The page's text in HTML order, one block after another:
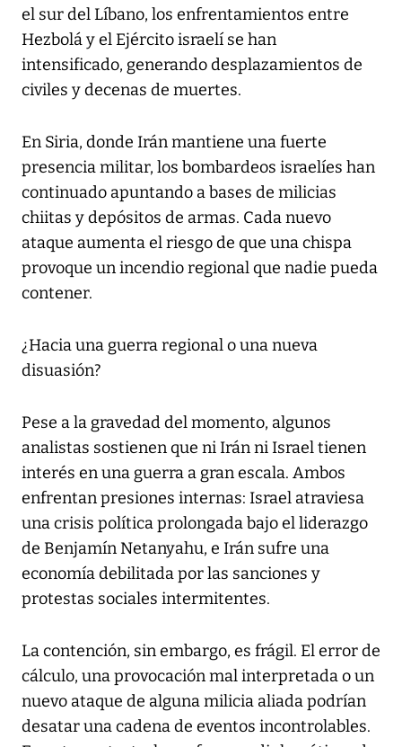
el sur del Líbano, los enfrentamientos entre
Hezbolá y el Ejército israelí se han
intensificado, generando desplazamientos de
civiles y decenas de muertes.
En Siria, donde Irán mantiene una fuerte
presencia militar, los bombardeos israelíes han
continuado apuntando a bases de milicias
chiitas y depósitos de armas. Cada nuevo
ataque aumenta el riesgo de que una chispa
provoque un incendio regional que nadie pueda
contener.
¿Hacia una guerra regional o una nueva
disuasión?
Pese a la gravedad del momento, algunos
analistas sostienen que ni Irán ni Israel tienen
interés en una guerra a gran escala. Ambos
enfrentan presiones internas: Israel atraviesa
una crisis política prolongada bajo el liderazgo
de Benjamín Netanyahu, e Irán sufre una
economía debilitada por las sanciones y
protestas sociales intermitentes.
La contención, sin embargo, es frágil. El error de
cálculo, una provocación mal interpretada o un
nuevo ataque de alguna milicia aliada podrían
desatar una cadena de eventos incontrolables.